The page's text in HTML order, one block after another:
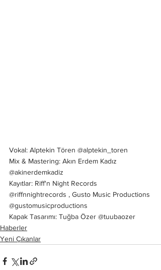
Vokal: Alptekin Tören @alptekin_toren
Mix & Mastering: Akın Erdem Kadız
@akinerdemkadiz
Kayıtlar: Riff'n Night Records
@riffnnightrecords , Gusto Music Productions
@gustomusicproductions
Kapak Tasarımı: Tuğba Özer @tuubaozer
Haberler
Yeni Çıkanlar